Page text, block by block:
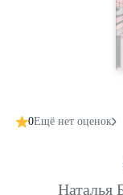
0Ещё нет оценок
Наталья